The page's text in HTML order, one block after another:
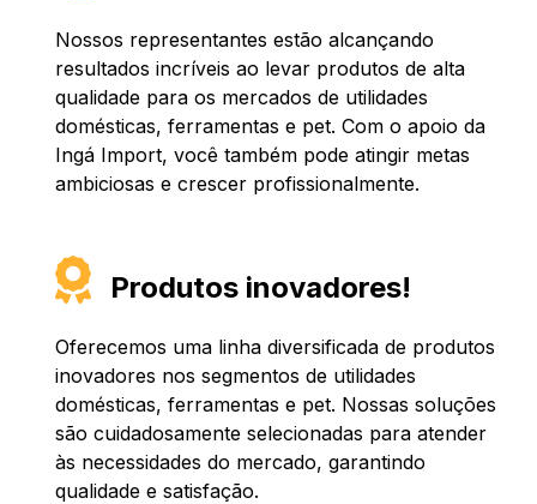
Nossos representantes estão alcançando
resultados incríveis ao levar produtos de alta
qualidade para os mercados de utilidades
domésticas, ferramentas e pet. Com o apoio da
Ingá Import, você também pode atingir metas
ambiciosas e crescer profissionalmente.
Produtos inovadores!
Oferecemos uma linha diversificada de produtos
inovadores nos segmentos de utilidades
domésticas, ferramentas e pet. Nossas soluções
são cuidadosamente selecionadas para atender
às necessidades do mercado, garantindo
qualidade e satisfação.